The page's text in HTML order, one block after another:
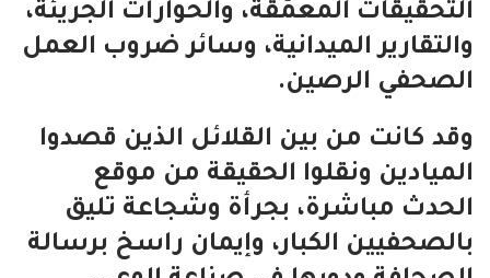
التحقيقات المعمّقة، والحوارات الجريئة،
والتقارير الميدانية، وسائر ضروب العمل
الصحفي الرصين.
وقد كانت من بين القلائل الذين قصدوا
الميادين ونقلوا الحقيقة من موقع
الحدث مباشرة، بجرأة وشجاعة تليق
بالصحفيين الكبار، وإيمان راسخ برسالة